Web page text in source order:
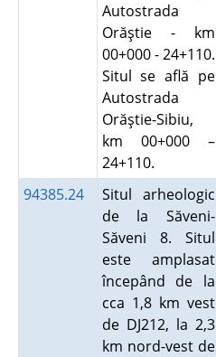
Autostrada
Orăştie - km
00+000 - 24+110.
Situl se află pe
Autostrada
Orăştie-Sibiu,
km 00+000 –
24+110.
94385.24
Situl arheologic
de la Săveni-
Săveni 8. Situl
este amplasat
începând de la
cca 1,8 km vest
de DJ212, la 2,3
km nord-vest de